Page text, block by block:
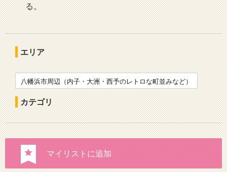
る。
エリア
八幡浜市周辺（内子・大洲・西予のレトロな町並みなど）
カテゴリ